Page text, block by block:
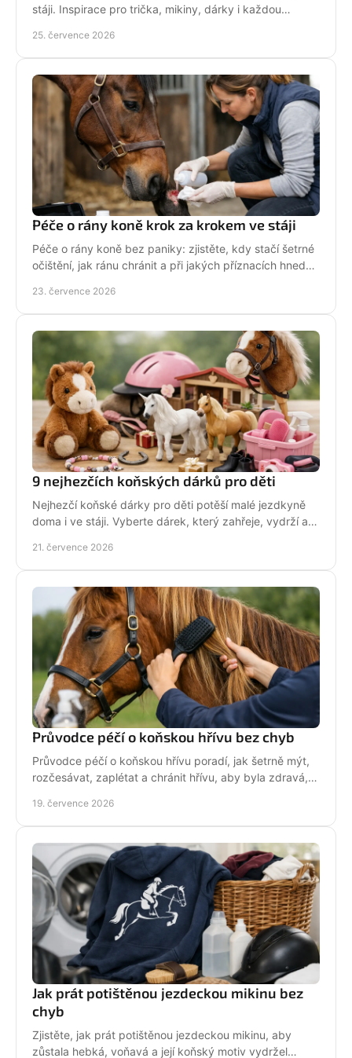
stáji. Inspirace pro trička, mikiny, dárky i každou
25. července 2026
Péče o rány koně krok za krokem ve stáji
Péče o rány koně bez paniky: zjistěte, kdy stačí šetrné
očištění, jak ránu chránit a při jakých příznacích hned
23. července 2026
9 nejhezčích koňských dárků pro děti
Nejhezčí koňské dárky pro děti potěší malé jezdkyně
doma i ve stáji. Vyberte dárek, který zahřeje, vydrží a
21. července 2026
Průvodce péčí o koňskou hřívu bez chyb
Průvodce péčí o koňskou hřívu poradí, jak šetrně mýt,
rozčesávat, zaplétat a chránit hřívu, aby byla zdravá,
19. července 2026
Jak prát potištěnou jezdeckou mikinu bez
chyb
Zjistěte, jak prát potištěnou jezdeckou mikinu, aby
zůstala hebká, voňavá a její koňský motiv vydržel